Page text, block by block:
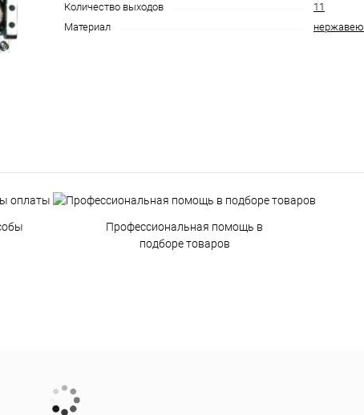
Количество выходов
11
Материал
Профессиональная помощь в
подборе товаров